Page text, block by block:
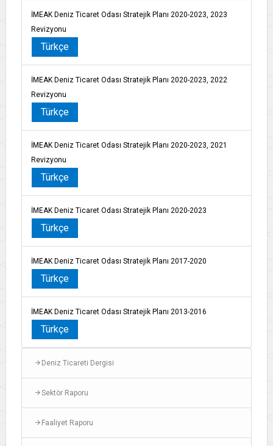
İMEAK Deniz Ticaret Odası Stratejik Planı 2020-2023, 2023
Revizyonu
Türkçe
İMEAK Deniz Ticaret Odası Stratejik Planı 2020-2023, 2022
Revizyonu
Türkçe
İMEAK Deniz Ticaret Odası Stratejik Planı 2020-2023, 2021
Revizyonu
Türkçe
İMEAK Deniz Ticaret Odası Stratejik Planı 2020-2023
Türkçe
İMEAK Deniz Ticaret Odası Stratejik Planı 2017-2020
Türkçe
İMEAK Deniz Ticaret Odası Stratejik Planı 2013-2016
Türkçe
Deniz Ticareti Dergisi
Sektör Raporu
Faaliyet Raporu